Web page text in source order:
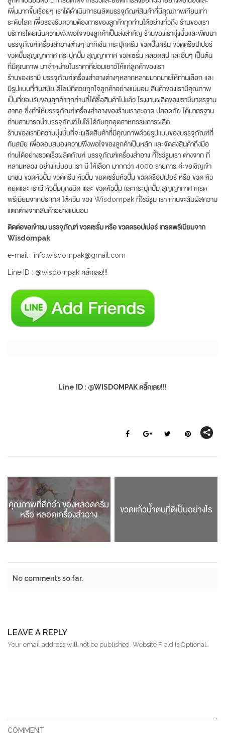
เพิ่มมากขึ้นเรื่อยๆ เราได้ดำเนินการผลิตบรรจุภัณฑ์สินค้าที่มีคุณภาพเทียบเท่า
ระดับโลก เพื่อรองรับความต้องการของลูกค้าทุกท่านได้อย่างทั่วถึง ร้านของเรา
บริการโดยเน้นความพึงพอใจของลูกค้าเป็นสิ่งสำคัญ ร้านของเรามุ่งมั่นและพัฒนา
บรรจุภัณฑ์เครื่องสำอางต่างๆ อาทิเช่น กระปุกครีม ขวดปั๊มครีม ขวดดร๊อปเปอร์
ขวดปั๊มสุญญากาศ กระปุกปั๊ม สุญญากาศ ขวดเซรั่ม หลอดลิป และอื่นๆ เป็นต้น
ที่มีคุณภาพ มาจำหน่ายในราคาที่ย่อมเยาว์ให้แก่ลูกค้าของเรา
ร้านของเรามี บรรจุภัณฑ์เครื่องสำอางต่างๆหลากหลายมากมายให้ท่านเลือก และ
มีรูปแบบที่ทันสมัย ดีไซน์ที่สวยถูกใจลูกค้าอย่างแน่นอน สินค้าของเรามีคุณภาพ
เป็นที่ยอมรับของลูกค้าทุกท่านที่ได้ซื้อสินค้าไปแล้ว โรงงานผลิตของเรามีมาตรฐาน
สากล ซึ่งทำให้บรรจุภัณฑ์เครื่องสำอางของร้านเราสะอาด ปลอดภัย ได้มาตรฐาน
ท่านสามารถนำบรรจุภัณฑ์ไปใช้ได้กับทุกอุตสาหกรรมการผลิต
ร้านของเรามีความมุ่งมั่นที่จะผลิตสินค้าที่มีคุณภาพด้วยรูปแบบของบรรจุภัณฑ์ที่
ทันสมัย เพื่อตอบสนองความพึงพอใจของลูกค้าเป็นหลัก และจัดส่งสินค้าถึงมือ
ท่านได้อย่างรวดเร็วผลิตภัณฑ์ บรรจุภัณฑ์เครื่องสำอาง ที้โชว์รูมเรา ต่างจาก ที่
หลานหลวง อย่างแน่นอน เรา มี ให้เลือก มากกว่า 4000 รายการ ค่ะขอเชิญเข้า
มาชม ขวดหัวปั้ม ขวดครีม หัวปั๊ม ขอดเซรั่มหัวปั๊ม ขวดดร๊อปเปอร์ หรือ ขวด หัว
หยดและ เรามี หัวปั๊มทุกชนิด เและ ขวดหัวปั๊ม และกระปุกปั๊ม สุญญากาศ เกรด
พรีเมียมจากประเทศ ใต้หวัน ของ Wisdompak ที่โชว์รูม เรา ท่านจะสัมผัสความ
แตกต่างจากสินค้าอย่างแน่นอน
ติดต่อขอเข้าชม บรรจุภัณฑ์ ขวดเซรั่ม หรือ ขวดดรอปเปอร์ เกรดพรีเมียมจาก
Wisdompak
e-mail : info.wisdompak@gmail.com
Line ID : @wisdompak คลิ๊กเลย!!!
Line ID : @WISDOMPAK คลิ๊กเลย!!!
ขวดแก้วน้ำตบที่ดีเป็นอย่างไร
คุณภาพที่ดีกว่า ของหลอดครีม
หรือ หลอดเครื่องสำอาง
No comments so far.
LEAVE A REPLY
Your email address will not be published. Website Field Is Optional.
COMMENT